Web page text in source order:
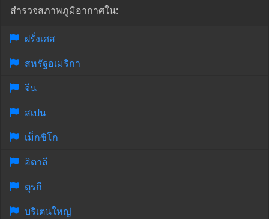
สำรวจสภาพภูมิอากาศใน:
ฝรั่งเศส
สหรัฐอเมริกา
จีน
สเปน
เม็กซิโก
อิตาลี
ตุรกี
บริเตนใหญ่